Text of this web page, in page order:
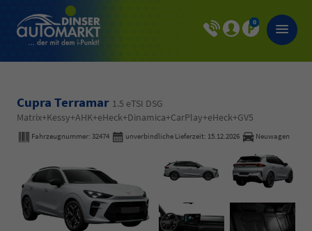
0
Cupra Terramar 1.5 eTSI DSG
Matrix+Kessy+AHK+eHeck+Dinamica+CarPlay+eHeck+GV5
Fahrzeugnummer: 32474 unverbindliche Lieferzeit: 15.12.2026 Neuwagen